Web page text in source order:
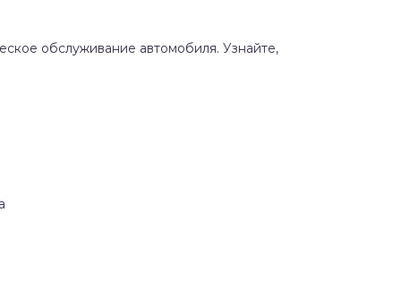
обслуживание автомобиля. Узнайте,